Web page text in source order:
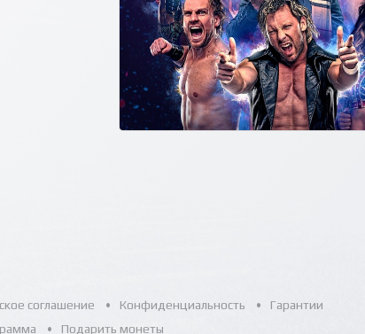
соглашение Конфиденциальность
Гарантии
Подарить монеты